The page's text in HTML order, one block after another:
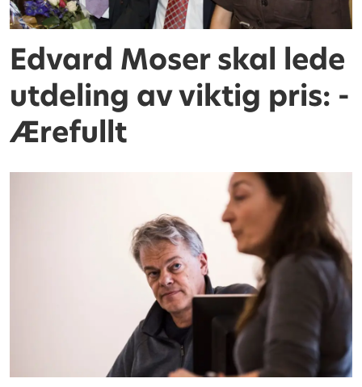
Edvard Moser skal lede
utdeling av viktig pris: -
Ærefullt